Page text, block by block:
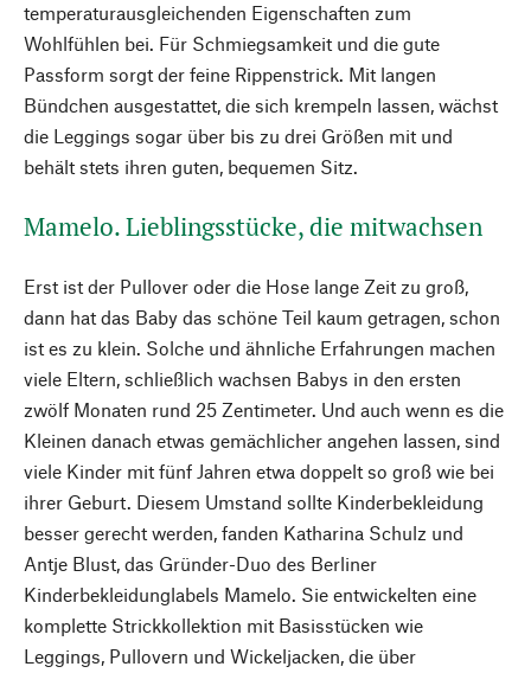
temperaturausgleichenden Eigenschaften zum
Wohlfühlen bei. Für Schmiegsamkeit und die gute
Passform sorgt der feine Rippenstrick. Mit langen
Bündchen ausgestattet, die sich krempeln lassen, wächst
die Leggings sogar über bis zu drei Größen mit und
behält stets ihren guten, bequemen Sitz.
Mamelo. Lieblingsstücke, die mitwachsen
Erst ist der Pullover oder die Hose lange Zeit zu groß,
dann hat das Baby das schöne Teil kaum getragen, schon
ist es zu klein. Solche und ähnliche Erfahrungen machen
viele Eltern, schließlich wachsen Babys in den ersten
zwölf Monaten rund 25 Zentimeter. Und auch wenn es die
Kleinen danach etwas gemächlicher angehen lassen, sind
viele Kinder mit fünf Jahren etwa doppelt so groß wie bei
ihrer Geburt. Diesem Umstand sollte Kinderbekleidung
besser gerecht werden, fanden Katharina Schulz und
Antje Blust, das Gründer-Duo des Berliner
Kinderbekleidunglabels Mamelo. Sie entwickelten eine
komplette Strickkollektion mit Basisstücken wie
Leggings, Pullovern und Wickeljacken, die über